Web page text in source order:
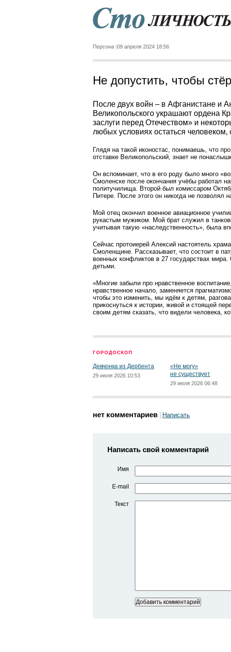
Персона 09 апреля 2024 18:56
Не допустить, чтобы
После двух войн – в Афганистане и
Великопольского украшают ордена
заслуги перед Отечеством» и
любых условиях остаться человеком,
Глядя на такой иконостас, понимаешь, что
отставке Великопольски­й, знает не
Он вспоминает, что в его роду было много
Смоленске после окончания учёбы работал
политучилища. Второй был комиссаром
Питере. После этого он никогда не позволял
Мой отец окончил военно­е авиационное
рукастым мужиком. Мой брат служил в
учитывая такую «наследст­венность», была
Сейчас протоиерей Алексий настоятель
Смоленщине. Рассказывает, что состоит в
военных конфликтов в 27 государствах
детьми.
«Многие забыли про нравст­венное
нравст­венное начало, заменяется
чтобы это изменить, мы идём к детям,
прикоснуться к истории, живой и стоящей
своим детям сказать, что видели человека,
ГОРОДОСКОП
Девчонка из Дербента
29 июля 2026 10:53
«Не могу»
не существует
29 июля 2026 06:48
нет комментариев Написать
Написать свой комментарий
Имя
E-mail
Текст